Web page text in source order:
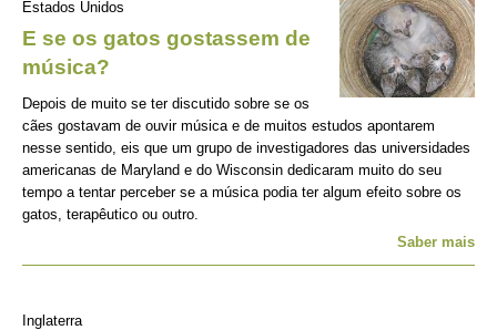
Estados Unidos
E se os gatos gostassem de
música?
Depois de muito se ter discutido sobre se os
cães gostavam de ouvir música e de muitos estudos apontarem
nesse sentido, eis que um grupo de investigadores das universidades
americanas de Maryland e do Wisconsin dedicaram muito do seu
tempo a tentar perceber se a música podia ter algum efeito sobre os
gatos, terapêutico ou outro.
Saber mais
Inglaterra